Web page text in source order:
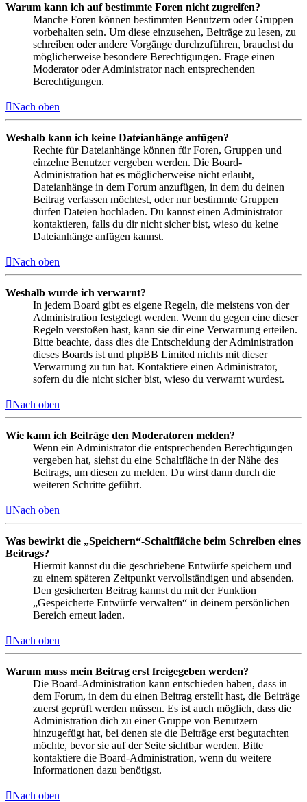
Warum kann ich auf bestimmte Foren nicht zugreifen?
Manche Foren können bestimmten Benutzern oder Gruppen
vorbehalten sein. Um diese einzusehen, Beiträge zu lesen, zu
schreiben oder andere Vorgänge durchzuführen, brauchst du
möglicherweise besondere Berechtigungen. Frage einen
Moderator oder Administrator nach entsprechenden
Berechtigungen.
Nach oben
Weshalb kann ich keine Dateianhänge anfügen?
Rechte für Dateianhänge können für Foren, Gruppen und
einzelne Benutzer vergeben werden. Die Board-
Administration hat es möglicherweise nicht erlaubt,
Dateianhänge in dem Forum anzufügen, in dem du deinen
Beitrag verfassen möchtest, oder nur bestimmte Gruppen
dürfen Dateien hochladen. Du kannst einen Administrator
kontaktieren, falls du dir nicht sicher bist, wieso du keine
Dateianhänge anfügen kannst.
Nach oben
Weshalb wurde ich verwarnt?
In jedem Board gibt es eigene Regeln, die meistens von der
Administration festgelegt werden. Wenn du gegen eine dieser
Regeln verstoßen hast, kann sie dir eine Verwarnung erteilen.
Bitte beachte, dass dies die Entscheidung der Administration
dieses Boards ist und phpBB Limited nichts mit dieser
Verwarnung zu tun hat. Kontaktiere einen Administrator,
sofern du die nicht sicher bist, wieso du verwarnt wurdest.
Nach oben
Wie kann ich Beiträge den Moderatoren melden?
Wenn ein Administrator die entsprechenden Berechtigungen
vergeben hat, siehst du eine Schaltfläche in der Nähe des
Beitrags, um diesen zu melden. Du wirst dann durch die
weiteren Schritte geführt.
Nach oben
Was bewirkt die „Speichern“-Schaltfläche beim Schreiben eines
Beitrags?
Hiermit kannst du die geschriebene Entwürfe speichern und
zu einem späteren Zeitpunkt vervollständigen und absenden.
Den gesicherten Beitrag kannst du mit der Funktion
„Gespeicherte Entwürfe verwalten“ in deinem persönlichen
Bereich erneut laden.
Nach oben
Warum muss mein Beitrag erst freigegeben werden?
Die Board-Administration kann entschieden haben, dass in
dem Forum, in dem du einen Beitrag erstellt hast, die Beiträge
zuerst geprüft werden müssen. Es ist auch möglich, dass die
Administration dich zu einer Gruppe von Benutzern
hinzugefügt hat, bei denen sie die Beiträge erst begutachten
möchte, bevor sie auf der Seite sichtbar werden. Bitte
kontaktiere die Board-Administration, wenn du weitere
Informationen dazu benötigst.
Nach oben